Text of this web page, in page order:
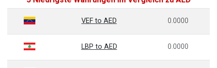
VEF to AED 0.0000
LBP to AED 0.0000